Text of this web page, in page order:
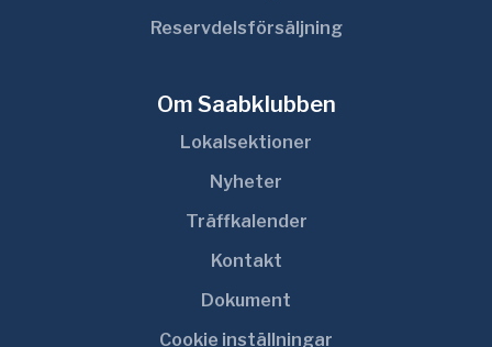
Reservdelsförsäljning
Om Saabklubben
Lokalsektioner
Nyheter
Träffkalender
Kontakt
Dokument
Cookie inställningar